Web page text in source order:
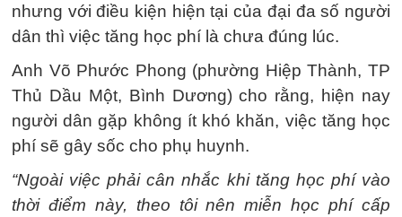
nhưng với điều kiện hiện tại của đại đa số người
dân thì việc tăng học phí là chưa đúng lúc.
Anh Võ Phước Phong (phường Hiệp Thành, TP
Thủ Dầu Một, Bình Dương) cho rằng, hiện nay
người dân gặp không ít khó khăn, việc tăng học
phí sẽ gây sốc cho phụ huynh.
“Ngoài việc phải cân nhắc khi tăng học phí vào
thời điểm này, theo tôi nên miễn học phí cấp